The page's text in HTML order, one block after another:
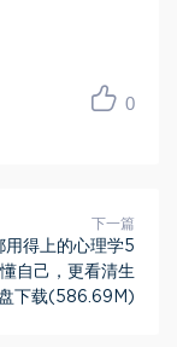
0
下一篇
用得上的心理学5
自己，更看清生
下载(586.69M)